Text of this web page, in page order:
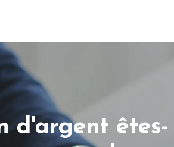
d'argent êtes-